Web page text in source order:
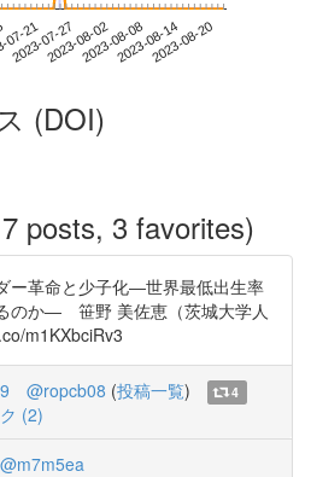
21
2023-07-272023-08-022023-08-082023-08-142023-08-20
(DOI)
posts, 3 favorites)
ー革命と少子化―世界最低出生率
のか― 笹野 美佐恵（茨城大学人
m1KXbciRv3
@ropcb08 (投稿一覧) 4
(2)
@m7m5ea